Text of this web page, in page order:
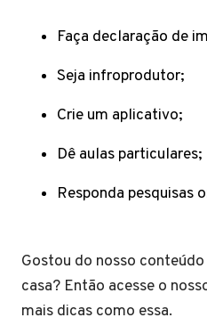
Faça declaração de
Seja infroprodutor;
Crie um aplicativo;
Dê aulas particulares;
Responda pesquisas
Gostou do nosso
casa? Então acesse o
mais dicas como essa.